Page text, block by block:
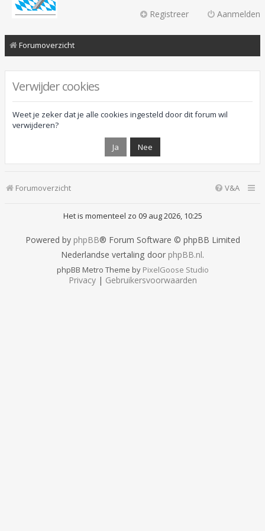
Aanmelden
Registreer
Forumoverzicht
Verwijder cookies
Weet je zeker dat je alle cookies ingesteld door dit forum wil
verwijderen?
Forumoverzicht V&A
Het is momenteel zo 09 aug 2026, 10:25
Powered by phpBB® Forum Software © phpBB Limited
Nederlandse vertaling door phpBB.nl.
phpBB Metro Theme by PixelGoose Studio
Privacy| Gebruikersvoorwaarden